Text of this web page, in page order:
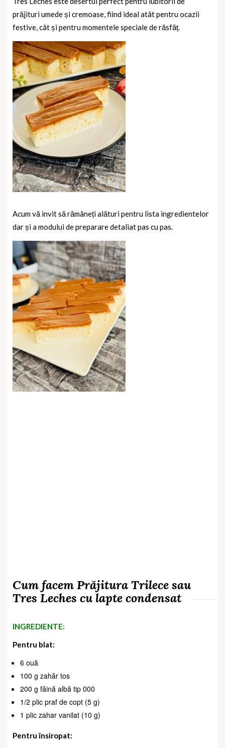
prăjituri umede și cremoase, fiind ideal atât pentru ocazii
festive, cât și pentru momentele speciale de răsfăț.
Acum vă invit să rămâneți alături pentru lista ingredientelor
dar și a modului de preparare detaliat pas cu pas.
Cum facemPrăjitura Trilece sau
Tres Leches cu lapte condensat
INGREDIENTE:
Pentru blat:
6 ouă
100 g zahăr tos
200 g făină albă tip 000
1/2 plic praf de copt (5 g)
1 plic zahar vanilat (10 g)
Pentru însiropat: